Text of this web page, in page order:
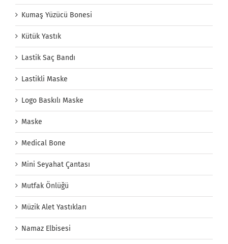
Kumaş Yüzücü Bonesi
Kütük Yastık
Lastik Saç Bandı
Lastikli Maske
Logo Baskılı Maske
Maske
Medical Bone
Mini Seyahat Çantası
Mutfak Önlüğü
Müzik Alet Yastıkları
Namaz Elbisesi